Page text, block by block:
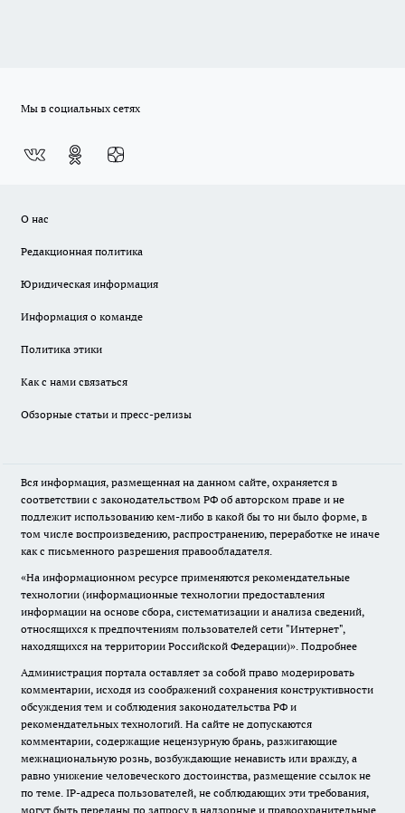
Мы в социальных сетях
О нас
Редакционная политика
Юридическая информация
Информация о команде
Политика этики
Как с нами связаться
Обзорные статьи и пресс-релизы
Вся информация, размещенная на данном сайте, охраняется в
соответствии с законодательством РФ об авторском праве и не
подлежит использованию кем-либо в какой бы то ни было форме, в
том числе воспроизведению, распространению, переработке не иначе
как с письменного разрешения правообладателя.
«На информационном ресурсе применяются рекомендательные
технологии (информационные технологии предоставления
информации на основе сбора, систематизации и анализа сведений,
относящихся к предпочтениям пользователей сети "Интернет",
находящихся на территории Российской Федерации)». Подробнее
Администрация портала оставляет за собой право модерировать
комментарии, исходя из соображений сохранения конструктивности
обсуждения тем и соблюдения законодательства РФ и
рекомендательных технологий. На сайте не допускаются
комментарии, содержащие нецензурную брань, разжигающие
межнациональную рознь, возбуждающие ненависть или вражду, а
равно унижение человеческого достоинства, размещение ссылок не
по теме. IP-адреса пользователей, не соблюдающих эти требования,
могут быть переданы по запросу в надзорные и правоохранительные